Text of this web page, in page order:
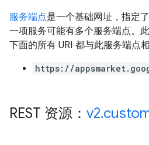
服务端点是一个基础网址，指定
一项服务可能有多个服务端点。
下面的所有 URI 都与此服务端点相
https://
REST 资源： v2.